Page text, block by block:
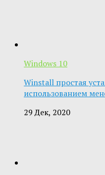
Windows 10
Winstall простая
использованием
29 Дек, 2020